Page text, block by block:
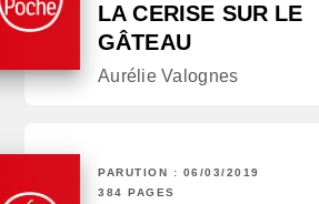
LA CERISE SUR LE
GÂTEAU
Aurélie Valognes
PARUTION : 06/03/2019
384 PAGES